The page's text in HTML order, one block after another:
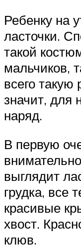
Ребенку на
ласточки.
такой
мальчиков,
всего
значит, для
наряд.
В первую
выглядит
грудка, все
красивые
хвост.
клюв.